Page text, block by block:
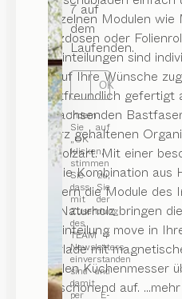
7 auf
dem
Laufenden.
OK
Indem
Sie auf
„OK“
klicken,
stimmen
Sie zu,
dass Sie
mit der
Zusendung
des
TEAM 7
Newsletters
einverstanden
sind und
damit
per E-
aus einzelnen Modulen
Gewürzdosen oder
Ladeneinteilungen sind
exakt auf Ihre Wünsche
Umweltfreundlich gefertigt
nachwachsenden
Schwarz gehaltenen
jeder Holzart. Mit einer
durch die Kombination aus
begeistern die Module
reines Naturholz bringen
Ladeneinteilung move in
Messerlade mit
wertvollen Küchenmesser
klingenschonend auf.